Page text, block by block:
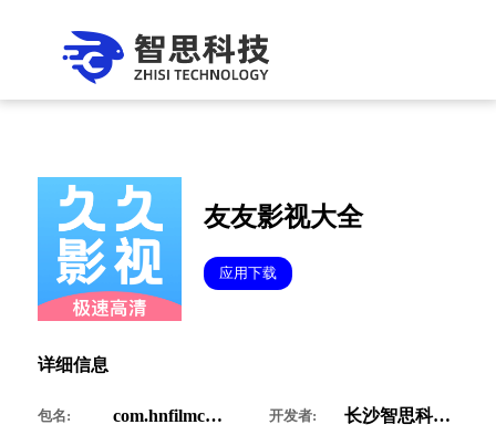
友友影视大全
应用下载
详细信息
包名: com.hnfilmcommentary.forever 开发者: 长沙智思科技有限公司